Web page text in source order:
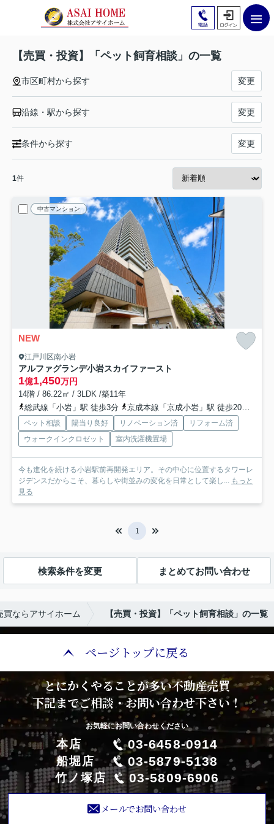
【売買・投資】「ペット飼育相談」の一覧
市区町村から探す 変更
沿線・駅から探す 変更
条件から探す 変更
1件
中古マンション
NEW
江戸川区南小岩
アルファグランデ小岩スカイファースト
1億1,450万円
14階 / 86.22㎡ / 3LDK /築11年
総武線「小岩」駅 徒歩3分
京成本線「京成小岩」駅 徒歩20分
ペット相談 陽当り良好 リノベーション済
リフォーム済
ウォークインクロゼット
室内洗濯機置場
今も進化を続ける小岩駅前再開発エリア。その中心に位置するタワーレ
ジデンスだからこそ、暮らしや街並みの変化を日常として楽し... もっと
見る
1
検索条件を変更 まとめてお問い合わせ
買ならアサイホーム 【売買・投資】「ペット飼育相談」の一覧
ページトップに戻る
とにかくやることが多い不動産売買
下記までご相談・お問い合わせ下さい！
お気軽にお問い合わせください
本店 03-6458-0914
船堀店 03-5879-5138
竹ノ塚店 03-5809-6906
メールでお問い合わせ